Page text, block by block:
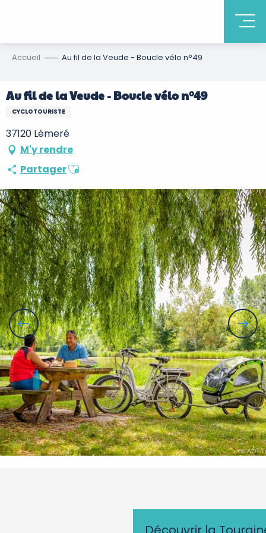
Accueil Au fil de la Veude - Boucle vélo n°49
Au fil de la Veude - Boucle vélo n°49
CYCLOTOURISTE
37120 Lémeré
M'y rendre
PartagerAjouter aux favoris